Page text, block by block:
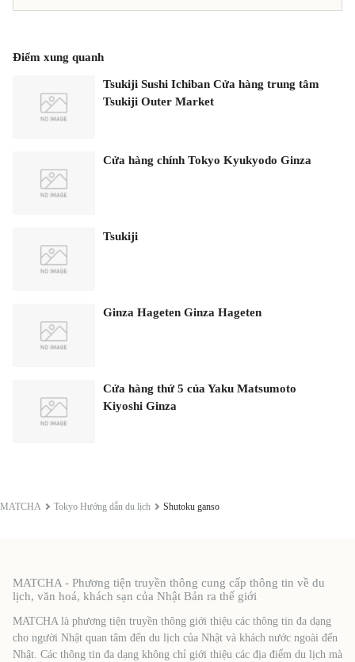
Điểm xung quanh
Tsukiji Sushi Ichiban Cửa hàng trung tâm
Tsukiji Outer Market
Cửa hàng chính Tokyo Kyukyodo Ginza
Tsukiji
Ginza Hageten Ginza Hageten
Cửa hàng thứ 5 của Yaku Matsumoto
Kiyoshi Ginza
MATCHA Tokyo Hướng dẫn du lịch Shutoku ganso
MATCHA - Phương tiện truyền thông cung cấp thông tin về du
lịch, văn hoá, khách sạn của Nhật Bản ra thế giới
MATCHA là phương tiện truyền thông giới thiệu các thông tin đa dạng
cho người Nhật quan tâm đến du lịch của Nhật và khách nước ngoài đến
Nhật. Các thông tin đa dạng không chỉ giới thiệu các địa điểm du lịch mà